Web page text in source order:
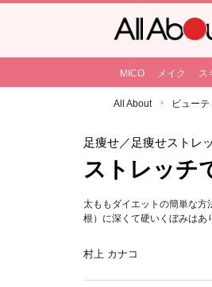
MICO メイク ス
All About ビューテ
足痩せ／足痩せストレ
ストレッチ
太ももダイエットの簡単な方
根）に深くて硬いくぼみはあ
村上 カナコ